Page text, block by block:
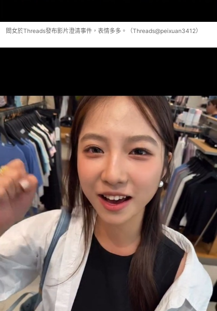
閻女於Threads發布影片澄清事件，表情多多。（Threads@peixuan3412）